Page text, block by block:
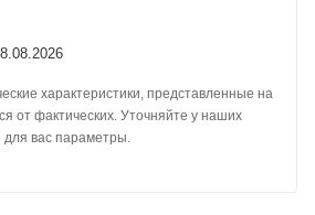
характеристики, представленные на
от фактических. Уточняйте у наших
вас параметры.